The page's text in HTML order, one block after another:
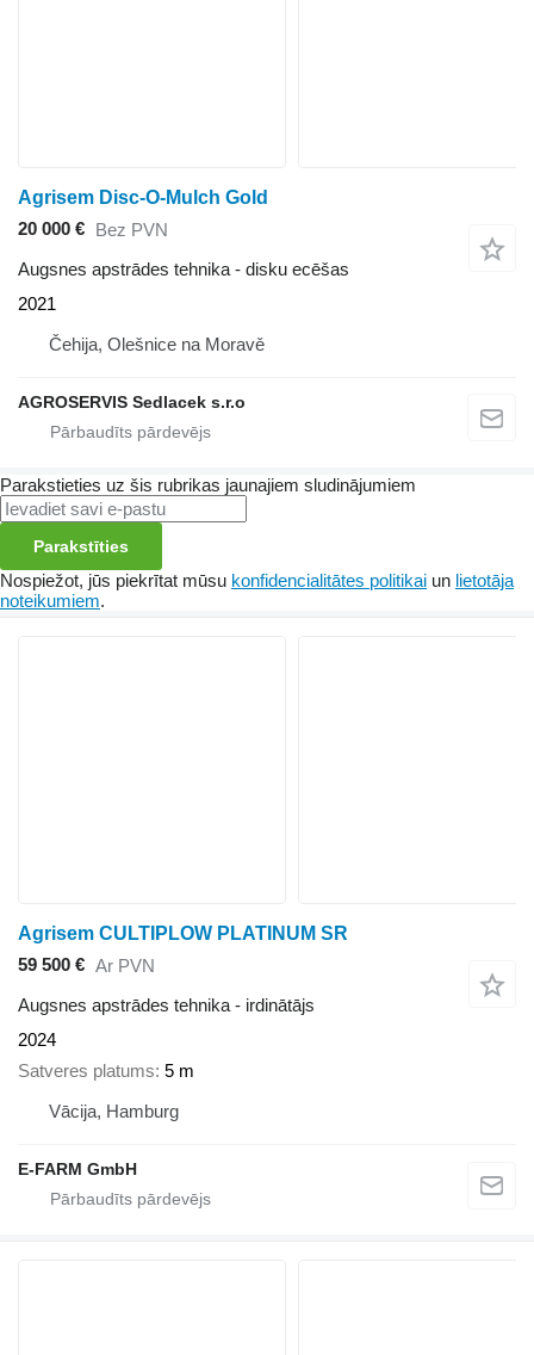
Agrisem Disc-O-Mulch Gold
20 000 € Bez PVN
Augsnes apstrādes tehnika - disku ecēšas
2021
Čehija, Olešnice na Moravě
AGROSERVIS Sedlacek s.r.o
Parakstieties uz šis rubrikas jaunajiem sludinājumiem
Parakstīties
Nospiežot, jūs piekrītat mūsu konfidencialitātes politikai un lietotāja
noteikumiem.
Agrisem CULTIPLOW PLATINUM SR
59 500 € Ar PVN
Augsnes apstrādes tehnika - irdinātājs
2024
Satveres platums 5 m
Vācija, Hamburg
E-FARM GmbH